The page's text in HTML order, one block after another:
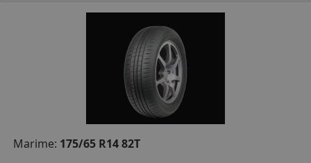
DIMENSIUNI
PRODUCATORI ANVELOPE
MARCA AUTO
B2B - COLABORARE COMPANII
CONTACT
Marime: 175/65 R14 82T